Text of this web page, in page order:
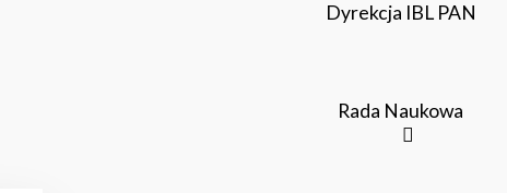
Dyrekcja IBL PAN
Rada Naukowa